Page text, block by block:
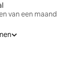
van een maand